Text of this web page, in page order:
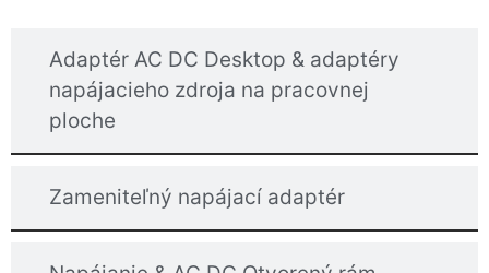
Adaptér AC DC Desktop & adaptéry
napájacieho zdroja na pracovnej
ploche
Zameniteľný napájací adaptér